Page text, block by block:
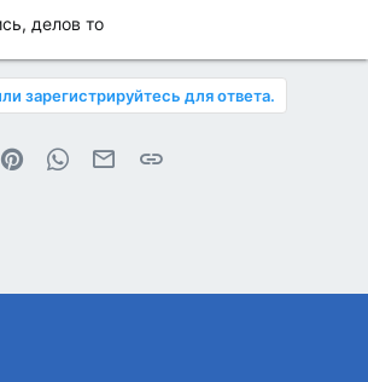
делов то
зарегистрируйтесь для ответа.
PinterestWhatsAppЭлектронная почта
Ссылка